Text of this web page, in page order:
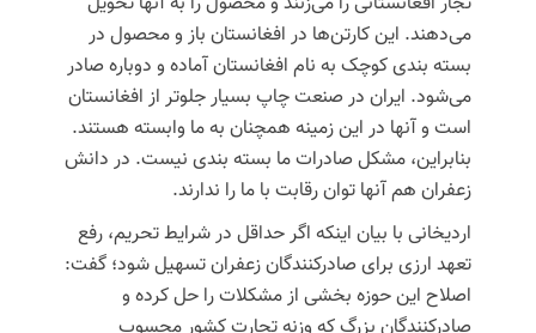
می‌دهند. این کارتن‌ها در افغانستان باز و محصول در
بسته بندی کوچک به نام افغانستان آماده و دوباره صادر
می‌شود. ایران در صنعت چاپ بسیار جلوتر از افغانستان
است و آنها در این زمینه همچنان به ما وابسته هستند.
بنابراین، مشکل صادرات ما بسته بندی نیست. در دانش
زعفران هم آنها توان رقابت با ما را ندارند.
اردیخانی با بیان اینکه اگر حداقل در شرایط تحریم، رفع
تعهد ارزی برای صادرکنندگان زعفران تسهیل شود؛ گفت:
اصلاح این حوزه بخشی از مشکلات را حل کرده و